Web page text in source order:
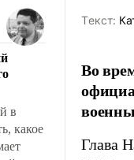
в
какое
Tекст:
Во
Глава